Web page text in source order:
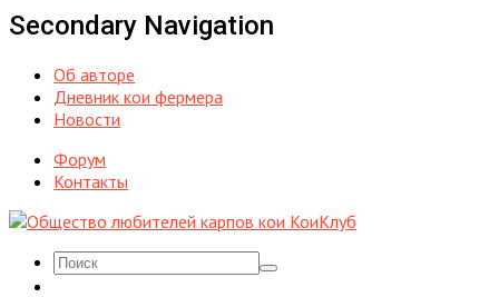
Secondary Navigation
Об авторе
Дневник кои фермера
Новости
Форум
Контакты